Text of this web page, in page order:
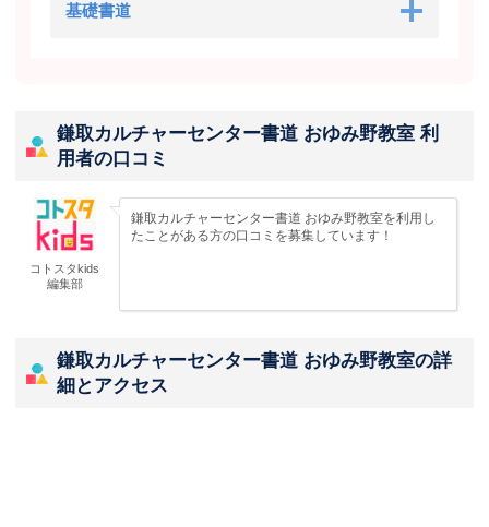
基礎書道
鎌取カルチャーセンター書道 おゆみ野教室 利
用者の口コミ
コトスタkids
編集部
鎌取カルチャーセンター書道 おゆみ野教室を利用し
たことがある方の口コミを募集しています！
鎌取カルチャーセンター書道 おゆみ野教室の詳
細とアクセス